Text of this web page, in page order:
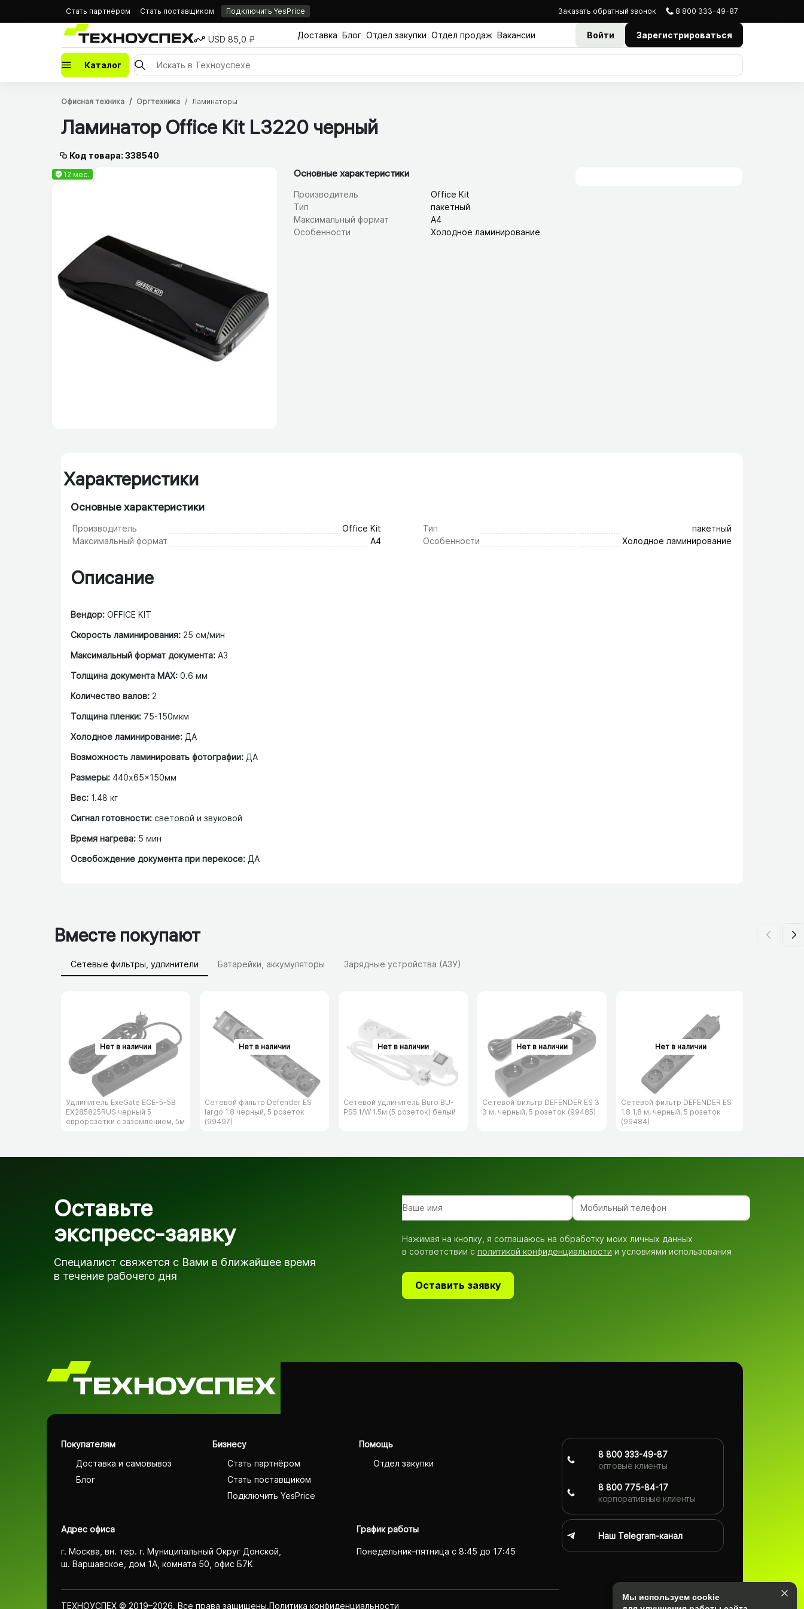
Стать партнёром Стать поставщиком Подключить YesPrice Заказать обратный звонок 8 800 333-49-87
USD 85,0 ₽ Доставка Блог Отдел закупки Отдел продаж Вакансии Войти Зарегистрироваться
Каталог
Офисная техника Оргтехника Ламинаторы
Ламинатор Office Kit L3220 черный
Код товара: 338540
12 мес. Основные характеристики
Производитель
Office Kit
Тип
пакетный
Максимальный формат
А4
Особенности
Холодное ламинирование
Характеристики
Основные характеристики
Производитель Office Kit Тип
пакетный
Максимальный формат
А4 Особенности Холодное ламинирование
Описание
Вендор: OFFICE KIT
Скорость ламинирования: 25 см/мин
Максимальный формат документа: A3
Толщина документа MAX: 0.6 мм
Количество валов: 2
Толщина пленки: 75-150мкм
Холодное ламинирование: ДА
Возможность ламинировать фотографии: ДА
Размеры: 440x65x150мм
Вес: 1.48 кг
Сигнал готовности: световой и звуковой
Время нагрева: 5 мин
Освобождение документа при перекосе: ДА
Вместе покупают
Сетевые фильтры, удлинители Батарейки, аккумуляторы Зарядные устройства (АЗУ)
Удлинитель ExeGate ECE-5-5B
EX285825RUS черный 5
евророзетки с заземлением, 5м
Сетевой фильтр Defender ES
largo 1.8 черный, 5 розеток
(99497)
Сетевой удлинитель Buro BU-
PS5.1/​W 1.5м (5 розеток) белый
Сетевой фильтр DEFENDER ES 3
3 м, черный, 5 розеток (99485)
Сетевой фильтр DEFENDER ES
1.8 1,8 м, черный, 5 розеток
(99484)
Оставьте
экспресс-заявку
Специалист свяжется с Вами в ближайшее время
в течение рабочего дня
Нажимая на кнопку, я соглашаюсь на обработку моих личных данных
в соответствии с политикой конфиденциальности и условиями использования
Оставить заявку
Покупателям
Доставка и самовывоз
Блог
Бизнесу
Стать партнёром
Стать поставщиком
Подключить YesPrice
Помощь
Отдел закупки
Адрес офиса
г. Москва, вн. тер. г. Муниципальный Округ Донской,
ш. Варшавское, дом 1А, комната 50, офис Б7К
График работы
Понедельник–пятница с 8:45 до 17:45
ТЕХНОУСПЕХ © 2019–2026. Все права защищены.Политика конфиденциаль­ности
8 800 333-49-87
оптовые клиенты
8 800 775-84-17
корпоративные клиенты
Наш Telegram-канал
Мы используем cookie